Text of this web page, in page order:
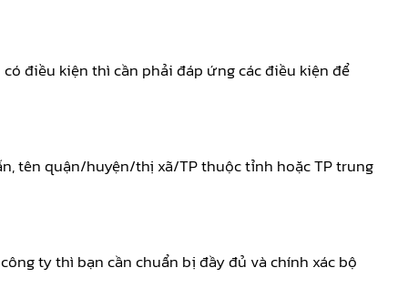
điều kiện thì cần phải đáp ứng các điều kiện để
tên quận/huyện/thị xã/TP thuộc tỉnh hoặc TP trung
ty thì bạn cần chuẩn bị đầy đủ và chính xác bộ